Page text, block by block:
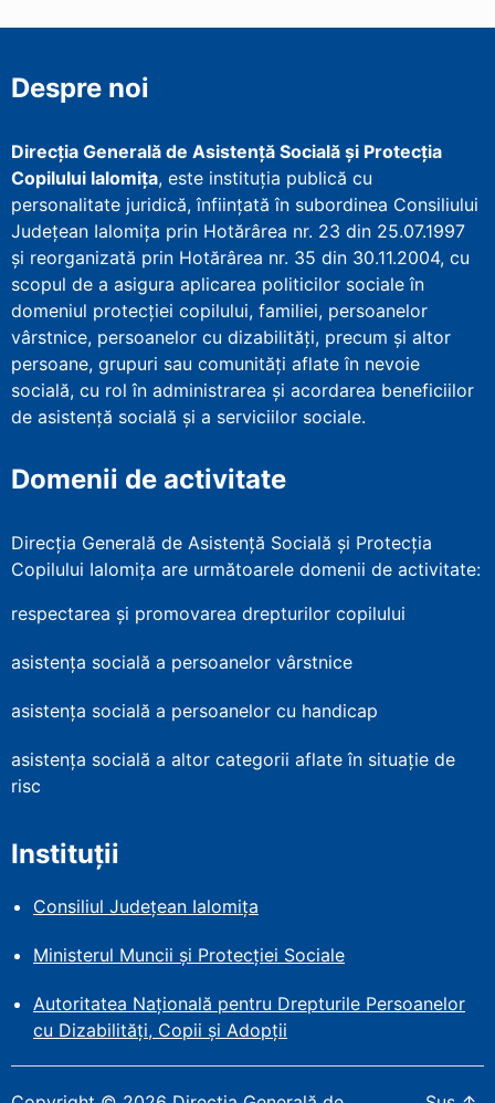
Despre noi
Direcţia Generală de Asistenţă Socială şi Protecţia
Copilului Ialomița, este instituţia publică cu
personalitate juridică, înfiinţată în subordinea Consiliului
Județean Ialomița prin Hotărârea nr. 23 din 25.07.1997
şi reorganizată prin Hotărârea nr. 35 din 30.11.2004, cu
scopul de a asigura aplicarea politicilor sociale în
domeniul protecţiei copilului, familiei, persoanelor
vârstnice, persoanelor cu dizabilităţi, precum şi altor
persoane, grupuri sau comunităţi aflate în nevoie
socială, cu rol în administrarea şi acordarea beneficiilor
de asistenţă socială şi a serviciilor sociale.
Domenii de activitate
Direcția Generală de Asistență Socială și Protecția
Copilului Ialomița are următoarele domenii de activitate:
respectarea și promovarea drepturilor copilului
asistența socială a persoanelor vârstnice
asistența socială a persoanelor cu handicap
asistența socială a altor categorii aflate în situație de
risc
Instituții
Consiliul Județean Ialomița
Ministerul Muncii și Protecției Sociale
Autoritatea Națională pentru Drepturile Persoanelor
cu Dizabilități, Copii și Adopții